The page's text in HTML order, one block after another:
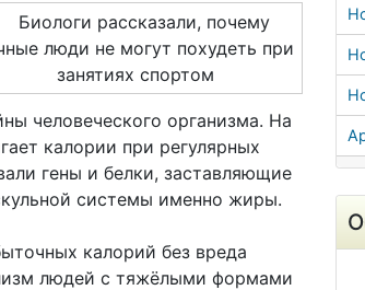
человеческого организма. На
калории при регулярных
гены и белки, заставляющие
системы именно жиры.
калорий без вреда
людей с тяжёлыми формами